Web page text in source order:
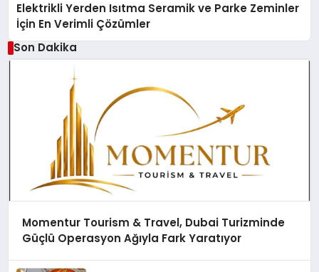
Elektrikli Yerden Isıtma Seramik ve Parke Zeminler
İçin En Verimli Çözümler
Son Dakika
Momentur Tourism & Travel, Dubai Turizminde
Güçlü Operasyon Ağıyla Fark Yaratıyor